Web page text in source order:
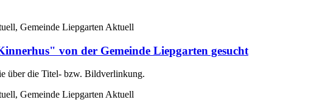
Gemeinde Liepgarten Aktuell
von der Gemeinde Liepgarten gesucht
über die Titel- bzw. Bildverlinkung.
Gemeinde Liepgarten Aktuell